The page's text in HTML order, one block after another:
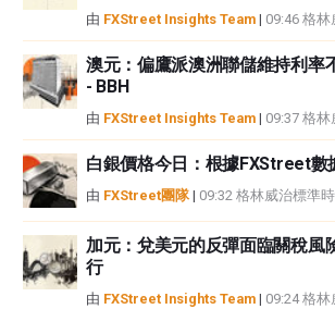
由 FXStreet Insights Team | 09:46 格
澳元：偏鷹派澳洲聯儲維持利率
- BBH
由 FXStreet Insights Team | 09:37 格
白銀價格今日：根據FXStreet數
由 FXStreet團隊| 09:32 格林威治標準
加元：兌美元的反彈面臨關稅風
行
由 FXStreet Insights Team | 09:24 格